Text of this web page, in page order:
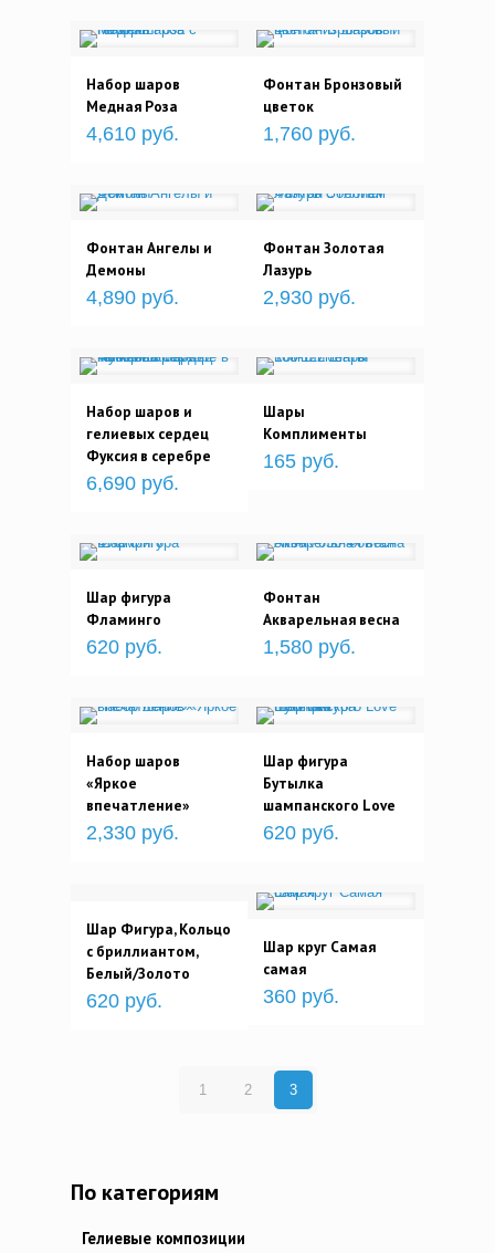
Набор шаров
Медная Роза
4,610 руб.
Фонтан Бронзовый
цветок
1,760 руб.
Фонтан Ангелы и
Демоны
4,890 руб.
Фонтан Золотая
Лазурь
2,930 руб.
Набор шаров и
гелиевых сердец
Фуксия в серебре
6,690 руб.
Шары
Комплименты
165 руб.
Шар фигура
Фламинго
620 руб.
Фонтан
Акварельная весна
1,580 руб.
Набор шаров
«Яркое
впечатление»
2,330 руб.
Шар фигура
Бутылка
шампанского Love
620 руб.
Шар Фигура, Кольцо
с бриллиантом,
Белый/Золото
620 руб.
Шар круг Самая
самая
360 руб.
1 2 3
По категориям
Гелиевые композиции